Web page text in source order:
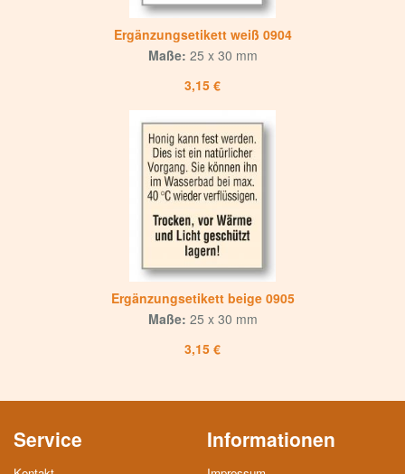
Ergänzungsetikett weiß 0904
3,15 €
Maße: 25 x 30 mm
Ergänzungsetikett beige 0905
3,15 €
Maße: 25 x 30 mm
Service Informationen